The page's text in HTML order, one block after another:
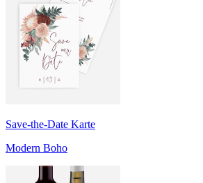
Save-the-Date Karte
Modern Boho